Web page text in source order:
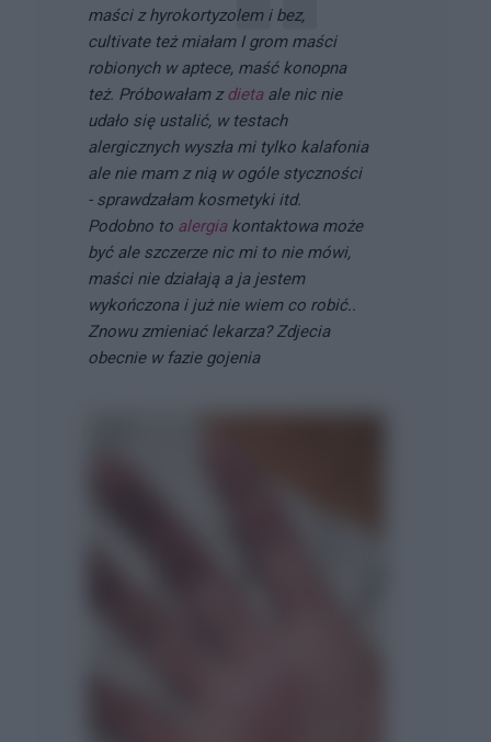
maści z hyrokortyzolem i bez,
cultivate też miałam I grom maści
robionych w aptece, maść konopna
też. Próbowałam zdietaale nic nie
udało się ustalić, w testach
alergicznych wyszła mi tylko kalafonia
ale nie mam z nią w ogóle styczności
- sprawdzałam kosmetyki itd.
Podobno to alergiakontaktowa może
być ale szczerze nic mi to nie mówi,
maści nie działają a ja jestem
wykończona i już nie wiem co robić..
Znowu zmieniać lekarza? Zdjecia
obecnie w fazie gojenia